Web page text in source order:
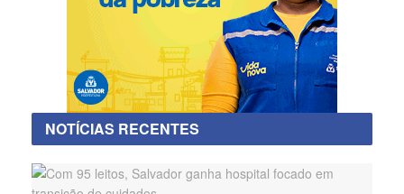
NOTÍCIAS RECENTES